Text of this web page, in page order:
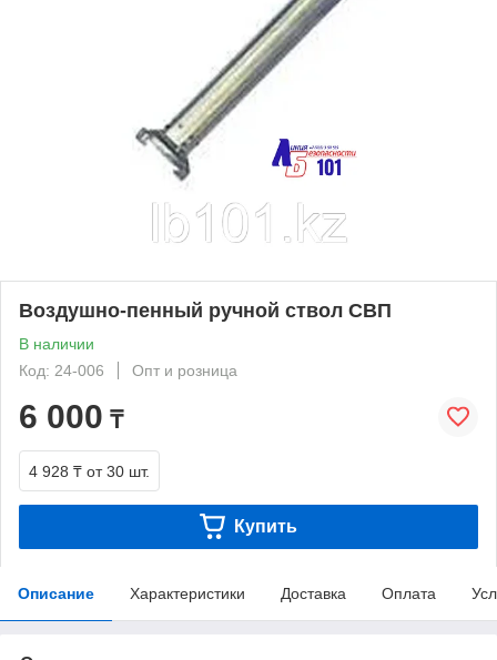
Воздушно-пенный ручной ствол СВП
В наличии
Код: 24-006
Опт и розница
6 000 ₸
4 928 ₸ от 30 шт.
Купить
Описание Характеристики Доставка Оплата